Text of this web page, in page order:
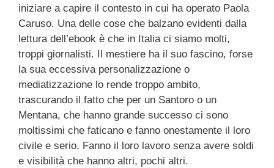
iniziare a capire il contesto in cui ha operato Paola
Caruso. Una delle cose che balzano evidenti dalla
lettura dell’ebook è che in Italia ci siamo molti,
troppi giornalisti. Il mestiere ha il suo fascino, forse
la sua eccessiva personalizzazione o
mediatizzazione lo rende troppo ambito,
trascurando il fatto che per un Santoro o un
Mentana, che hanno grande successo ci sono
moltissimi che faticano e fanno onestamente il loro
civile e serio. Fanno il loro lavoro senza avere soldi
e visibilità che hanno altri, pochi altri.